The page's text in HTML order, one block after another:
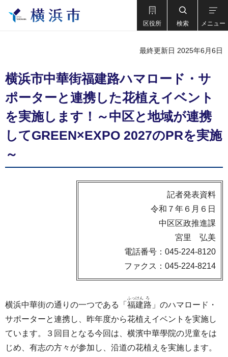
区役所 検索 メニュー
最終更新日 2025年6月6日
横浜市中華街福建路ハマロード・サ
ポーターと連携した花植えイベント
を実施します！～中区と地域が連携
してGREEN×EXPO 2027のPRを実施
～
記者発表資料
令和７年６月６日
中区区政推進課
宮里 弘美
電話番号：045-224-8120
ファクス：045-224-8214
横浜中華街の通りの一つである「 福
ふっ
建
けん
路
ろ
」のハマロード・
サポーターと連携し、昨年度から花植えイベントを実施し
ています。３回目となる今回は、横濱中華學院の児童をは
じめ、有志の方々が参加し、沿道の花植えを実施します。